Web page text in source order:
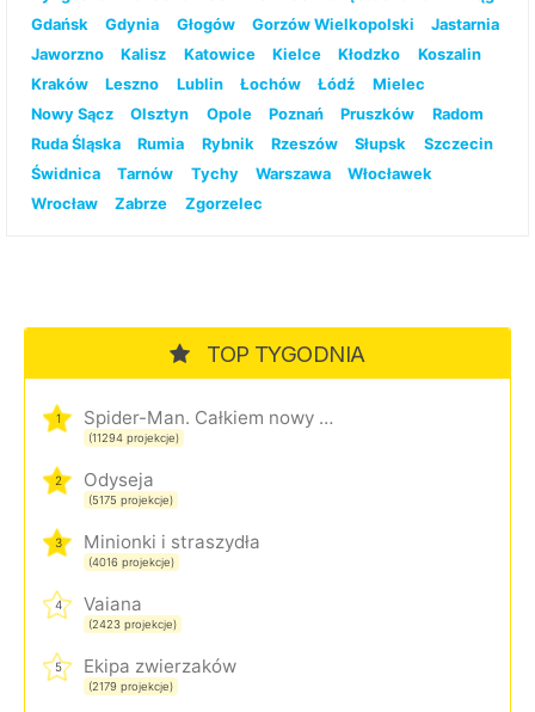
Gdańsk
Gdynia Głogów Gorzów Wielkopolski
Jastarnia
Jaworzno
Kalisz Katowice Kielce Kłodzko
Koszalin
Kraków
Leszno Lublin Łochów Łódź
Mielec
Nowy Sącz
Olsztyn Opole Poznań Pruszków
Radom
Ruda Śląska
Rumia Rybnik Rzeszów Słupsk
Szczecin
Świdnica
Tarnów Tychy Warszawa
Włocławek
Wrocław
Zabrze Zgorzelec
TOP TYGODNIA
1 Spider-Man. Całkiem nowy dzień
(11294 projekcje)
2 Odyseja
(5175 projekcje)
3 Minionki i straszydła
(4016 projekcje)
4 Vaiana
(2423 projekcje)
5 Ekipa zwierzaków
(2179 projekcje)